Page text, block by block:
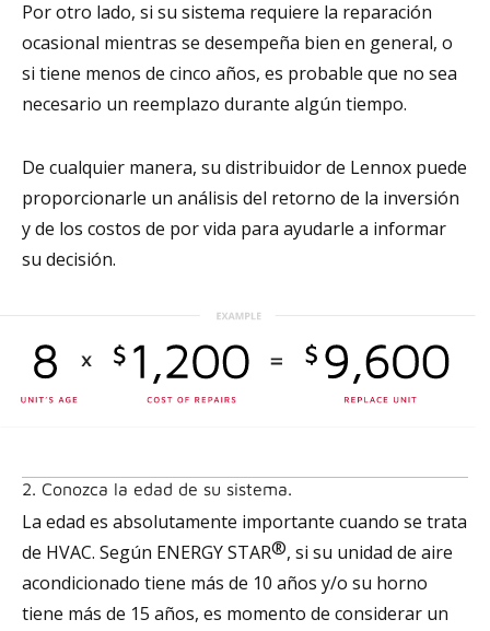
Por otro lado, si su sistema requiere la reparación
ocasional mientras se desempeña bien en general, o
si tiene menos de cinco años, es probable que no sea
necesario un reemplazo durante algún tiempo.
De cualquier manera, su distribuidor de Lennox puede
proporcionarle un análisis del retorno de la inversión
y de los costos de por vida para ayudarle a informar
su decisión.
2. Conozca la edad de su sistema.
La edad es absolutamente importante cuando se trata
de HVAC. Según ENERGY STAR®, si su unidad de aire
acondicionado tiene más de 10 años y/o su horno
tiene más de 15 años, es momento de considerar un